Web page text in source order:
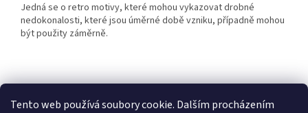
Tento web používá soubory cookie. Dalším procházením
Jedná se o retro motivy, které mohou vykazovat drobné
nedokonalosti, které jsou úměrné době vzniku, případně mohou
být použity záměrně.
Z
Retro-Darky.cz Krowki.cz